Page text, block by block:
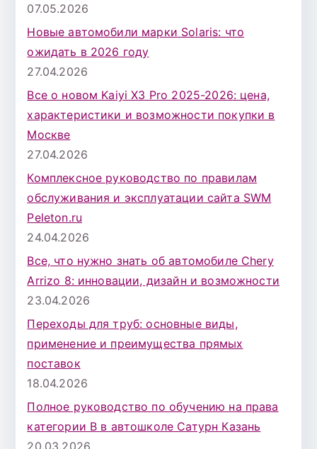
07.05.2026
Новые автомобили марки Solaris: что
ожидать в 2026 году
27.04.2026
Все о новом Kaiyi X3 Pro 2025-2026: цена,
характеристики и возможности покупки в
Москве
27.04.2026
Комплексное руководство по правилам
обслуживания и эксплуатации сайта SWM
Peleton.ru
24.04.2026
Все, что нужно знать об автомобиле Chery
Arrizo 8: инновации, дизайн и возможности
23.04.2026
Переходы для труб: основные виды,
применение и преимущества прямых
поставок
18.04.2026
Полное руководство по обучению на права
категории B в автошколе Сатурн Казань
20.03.2026